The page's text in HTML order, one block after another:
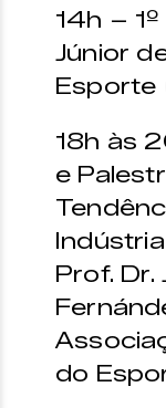
14h –
Júnior
Esporte
18h às
e
Prof. Dr.
do